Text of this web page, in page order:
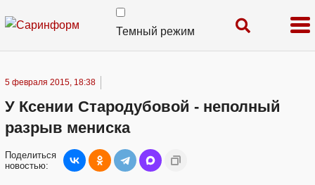
Темный режим
5 февраля 2015, 18:38
У Ксении Стародубовой - неполный
разрыв мениска
Поделиться
новостью: